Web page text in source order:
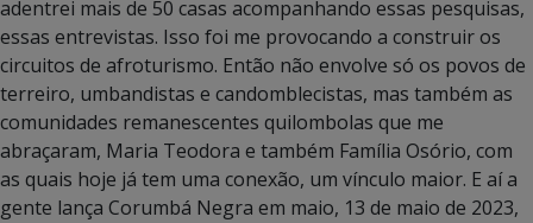
adentrei mais de 50 casas acompanhando essas pesquisas,
essas entrevistas. Isso foi me provocando a construir os
circuitos de afroturismo. Então não envolve só os povos de
terreiro, umbandistas e candomblecistas, mas também as
comunidades remanescentes quilombolas que me
abraçaram, Maria Teodora e também Família Osório, com
as quais hoje já tem uma conexão, um vínculo maior. E aí a
gente lança Corumbá Negra em maio, 13 de maio de 2023,